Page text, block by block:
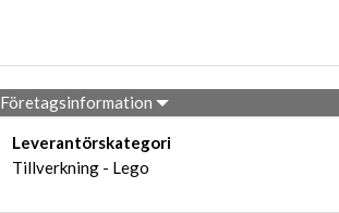
Företagsinformation
Leverantörskategori
Tillverkning - Lego